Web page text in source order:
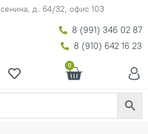
д. 64/32, офис 103
8 (991) 346 02 87
8 (910) 642 16 23
0